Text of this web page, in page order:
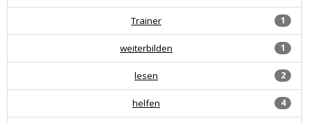
1
Trainer
1
weiterbilden
2
lesen
4
helfen